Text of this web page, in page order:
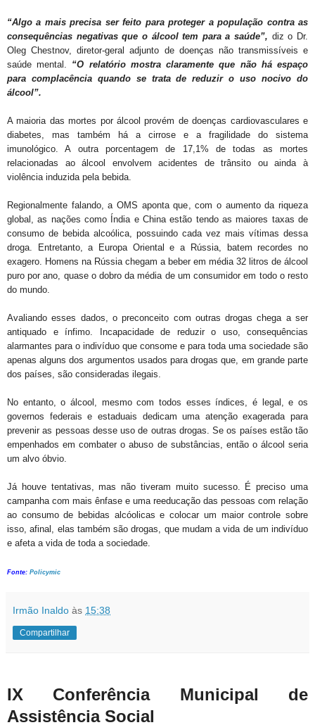
“Algo a mais precisa ser feito para proteger a população contra as
consequências negativas que o álcool tem para a saúde”, diz o Dr.
Oleg Chestnov, diretor-geral adjunto de doenças não transmissíveis e
saúde mental. “O relatório mostra claramente que não há espaço
para complacência quando se trata de reduzir o uso nocivo do
álcool”.
A maioria das mortes por álcool provém de doenças cardiovasculares e
diabetes, mas também há a cirrose e a fragilidade do sistema
imunológico. A outra porcentagem de 17,1% de todas as mortes
relacionadas ao álcool envolvem acidentes de trânsito ou ainda à
violência induzida pela bebida.
Regionalmente falando, a OMS aponta que, com o aumento da riqueza
global, as nações como Índia e China estão tendo as maiores taxas de
consumo de bebida alcoólica, possuindo cada vez mais vítimas dessa
droga. Entretanto, a Europa Oriental e a Rússia, batem recordes no
exagero. Homens na Rússia chegam a beber em média 32 litros de álcool
puro por ano, quase o dobro da média de um consumidor em todo o resto
do mundo.
Avaliando esses dados, o preconceito com outras drogas chega a ser
antiquado e ínfimo. Incapacidade de reduzir o uso, consequências
alarmantes para o indivíduo que consome e para toda uma sociedade são
apenas alguns dos argumentos usados para drogas que, em grande parte
dos países, são consideradas ilegais.
No entanto, o álcool, mesmo com todos esses índices, é legal, e os
governos federais e estaduais dedicam uma atenção exagerada para
prevenir as pessoas desse uso de outras drogas. Se os países estão tão
empenhados em combater o abuso de substâncias, então o álcool seria
um alvo óbvio.
Já houve tentativas, mas não tiveram muito sucesso. É preciso uma
campanha com mais ênfase e uma reeducação das pessoas com relação
ao consumo de bebidas alcóolicas e colocar um maior controle sobre
isso, afinal, elas também são drogas, que mudam a vida de um indivíduo
e afeta a vida de toda a sociedade.
Fonte: Policymic
Irmão Inaldo às 15:38
Compartilhar
IX Conferência Municipal de
Assistência Social